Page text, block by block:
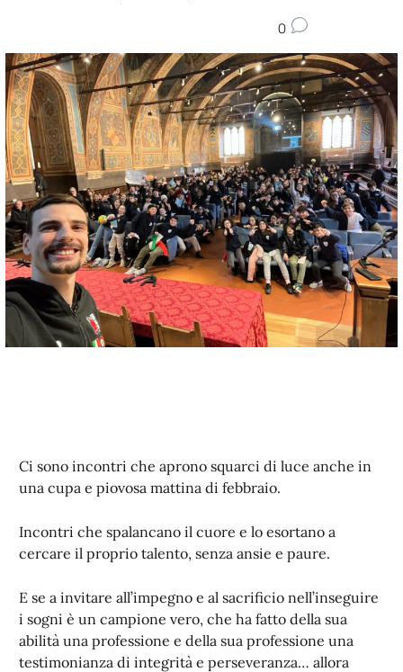
0
Ci sono incontri che aprono squarci di luce anche in
una cupa e piovosa mattina di febbraio.
Incontri che spalancano il cuore e lo esortano a
cercare il proprio talento, senza ansie e paure.
E se a invitare all’impegno e al sacrificio nell’inseguire
i sogni è un campione vero, che ha fatto della sua
abilità una professione e della sua professione una
testimonianza di integrità e perseveranza… allora